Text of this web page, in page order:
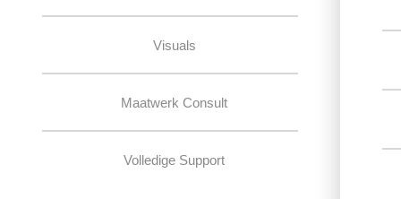
Visuals
Maatwerk Consult
Volledige Support